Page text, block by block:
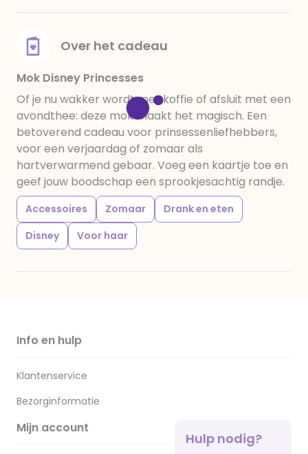
Over het cadeau
Mok Disney Princesses
Of je nu wakker wordt met koffie of afsluit met een
avondthee: deze mok maakt het magisch. Een
betoverend cadeau voor prinsessenliefhebbers,
voor een verjaardag of zomaar als
hartverwarmend gebaar. Voeg een kaartje toe en
geef jouw boodschap een sprookjesachtig randje.
Accessoires Zomaar
Drank en eten
Disney
Voor haar
Info en hulp
Klantenservice
Bezorginformatie
Mijn account
Hulp nodig?